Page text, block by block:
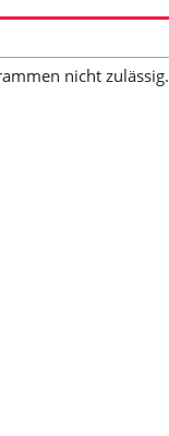
nicht zulässig.